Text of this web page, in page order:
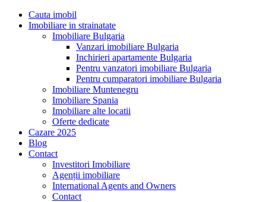
Cauta imobil
Imobiliare in strainatate
Imobiliare Bulgaria
Vanzari imobiliare Bulgaria
Inchirieri apartamente Bulgaria
Pentru vanzatori imobiliare Bulgaria
Pentru cumparatori imobiliare Bulgaria
Imobiliare Muntenegru
Imobiliare Spania
Imobiliare alte locatii
Oferte dedicate
Cazare 2025
Blog
Contact
Investitori Imobiliare
Agenții imobiliare
International Agents and Owners
Contact